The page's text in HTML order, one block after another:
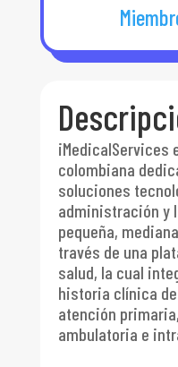
iMedicalServices
colombiana
soluciones
administración y
pequeña,
través de una
salud, la cual
historia clínica
atención
ambulatoria e